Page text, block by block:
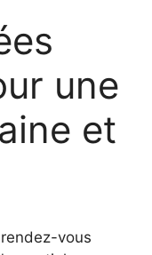
une
et
vous